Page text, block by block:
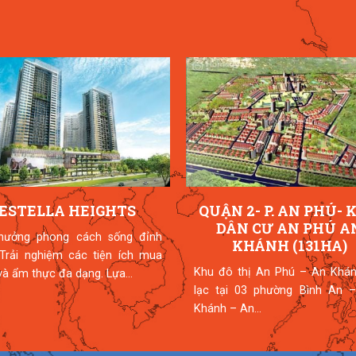
HEIGHTS
phong cách sống đỉnh
nghiệm các tiện ích mua
ẩm thực đa dạng. Lựa...
QUẬN 2- P. AN PHÚ-
DÂN CƯ AN PHÚ
KHÁNH (131HA)
Khu đô thị An Phú – An
lạc tại 03 phường Bình An
Khánh – An...